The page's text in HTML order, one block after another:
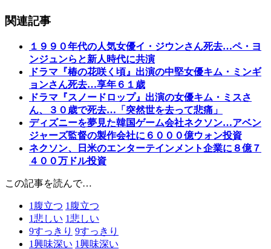
関連記事
１９９０年代の人気女優イ・ジウンさん死去…ペ・ヨ
ンジュンらと新人時代に共演
ドラマ『椿の花咲く頃』出演の中堅女優キム・ミンギ
ョンさん死去…享年６１歳
ドラマ『スノードロップ』出演の女優キム・ミスさ
ん、３０歳で死去…「突然世を去って悲痛」
ディズニーを夢見た韓国ゲーム会社ネクソン…アベン
ジャーズ監督の製作会社に６０００億ウォン投資
ネクソン、日米のエンターテインメント企業に８億７
４００万ドル投資
この記事を読んで…
1 腹立つ 1 腹立つ
1悲しい 1悲しい
9すっきり 9すっきり
1興味深い 1興味深い